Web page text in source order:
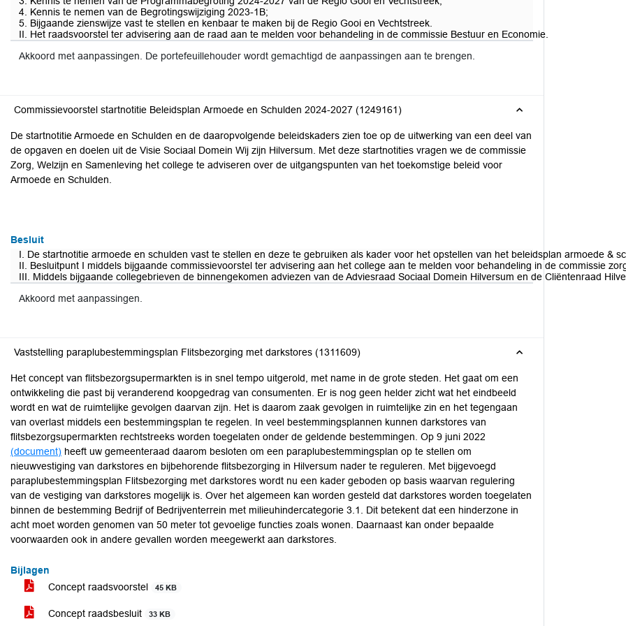
4. Kennis te nemen van de Begrotingswijziging 2023-1B;
5. Bijgaande zienswijze vast te stellen en kenbaar te maken bij de Regio Gooi en Vechtstreek.
II. Het raadsvoorstel ter advisering aan de raad aan te melden voor behandeling in de commissie Bestuur en Economie.
Akkoord met aanpassingen. De portefeuillehouder wordt gemachtigd de aanpassingen aan te brengen.
Commissievoorstel startnotitie Beleidsplan Armoede en Schulden 2024-2027 (1249161)
De startnotitie Armoede en Schulden en de daaropvolgende beleidskaders zien toe op de uitwerking van een deel van
de opgaven en doelen uit de Visie Sociaal Domein Wij zijn Hilversum. Met deze startnotities vragen we de commissie
Zorg, Welzijn en Samenleving het college te adviseren over de uitgangspunten van het toekomstige beleid voor
Armoede en Schulden.
Besluit
I. De startnotitie armoede en schulden vast te stellen en deze te gebruiken als kader voor het opstellen van het beleidsplan armoede &
II. Besluitpunt I middels bijgaande commissievoorstel ter advisering aan het college aan te melden voor behandeling in de commissie
III. Middels bijgaande collegebrieven de binnengekomen adviezen van de Adviesraad Sociaal Domein Hilversum en de Cliëntenraad
Akkoord met aanpassingen.
Vaststelling paraplubestemmingsplan Flitsbezorging met darkstores (1311609)
Het concept van flitsbezorgsupermarkten is in snel tempo uitgerold, met name in de grote steden. Het gaat om een
ontwikkeling die past bij veranderend koopgedrag van consumenten. Er is nog geen helder zicht wat het eindbeeld
wordt en wat de ruimtelijke gevolgen daarvan zijn. Het is daarom zaak gevolgen in ruimtelijke zin en het tegengaan
van overlast middels een bestemmingsplan te regelen. In veel bestemmingsplannen kunnen darkstores van
flitsbezorgsupermarkten rechtstreeks worden toegelaten onder de geldende bestemmingen. Op 9 juni 2022
(document) heeft uw gemeenteraad daarom besloten om een paraplubestemmingsplan op te stellen om
nieuwvestiging van darkstores en bijbehorende flitsbezorging in Hilversum nader te reguleren. Met bijgevoegd
paraplubestemmingsplan Flitsbezorging met darkstores wordt nu een kader geboden op basis waarvan regulering
van de vestiging van darkstores mogelijk is. Over het algemeen kan worden gesteld dat darkstores worden toegelaten
binnen de bestemming Bedrijf of Bedrijventerrein met milieuhindercategorie 3.1. Dit betekent dat een hinderzone in
acht moet worden genomen van 50 meter tot gevoelige functies zoals wonen. Daarnaast kan onder bepaalde
voorwaarden ook in andere gevallen worden meegewerkt aan darkstores.
Bijlagen
Concept raadsvoorstel
45 KB
Concept raadsbesluit 33 KB